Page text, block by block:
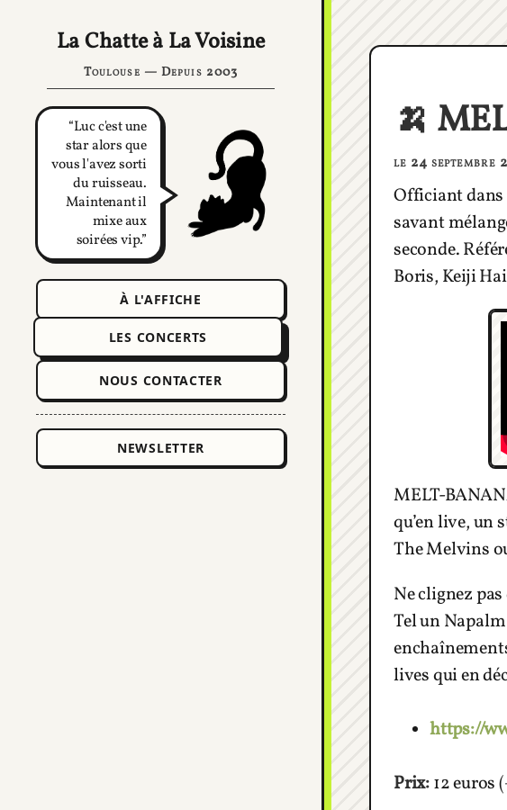
La Chatte à La Voisine
Toulouse — Depuis 2003
Luc c'est une
star alors que
vous l'avez sorti
du ruisseau.
Maintenant il
mixe aux
soirées vip.
À L'AFFICHE
LES CONCERTS
NOUS CONTACTER
🍌
le 24 septembre
Officiant dans
savant
seconde.
Boris, Keiji
MELT-
qu’en live, un
The Melvins
Ne clignez
Tel un
lives qui en
https://
Prix:12 euros